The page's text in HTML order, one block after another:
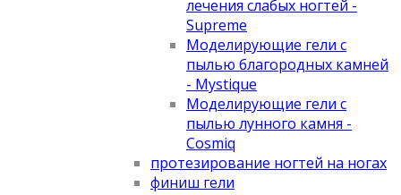
лечения слабых ногтей -
Supreme
Моделирующие гели с
пылью благородных камней
- Mystique
Моделирующие гели с
пылью лунного камня -
Cosmiq
протезирование ногтей на ногах
финиш гели